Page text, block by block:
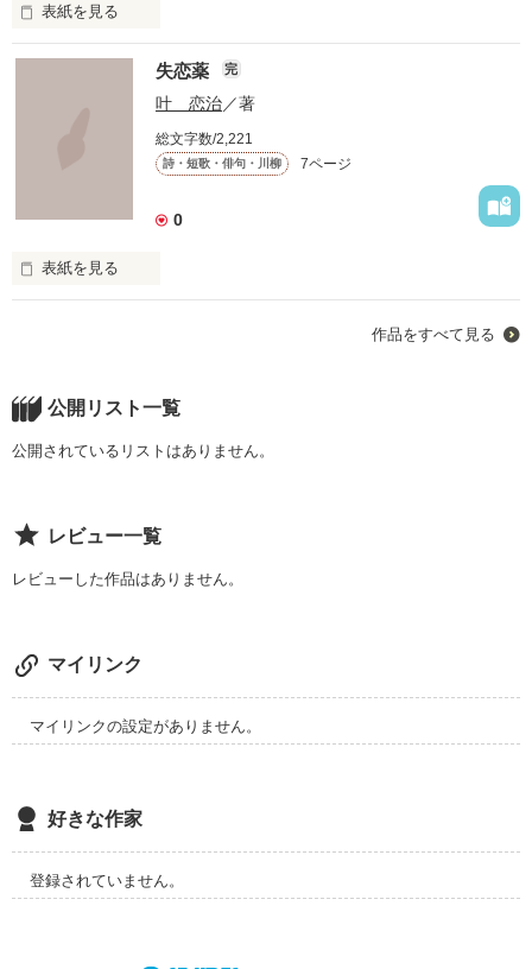
表紙を見る
僕がジゴロでいる理由
それは僕の生きてきた生い立ちにある。だから、人を愛せな
い。だから、人を信用しない。ジゴロは僕の防御壁。どんな女
失恋薬 完
叶 恋治／著
総文字数/2,221
詩・短歌・俳句・川柳 7ページ
0
表紙を見る
5.君との出会い
6.宝物
7.クリスマス
作品をすべて見る
公開リスト一覧
公開されているリストはありません。
レビュー一覧
レビューした作品はありません。
マイリンク
マイリンクの設定がありません。
好きな作家
登録されていません。